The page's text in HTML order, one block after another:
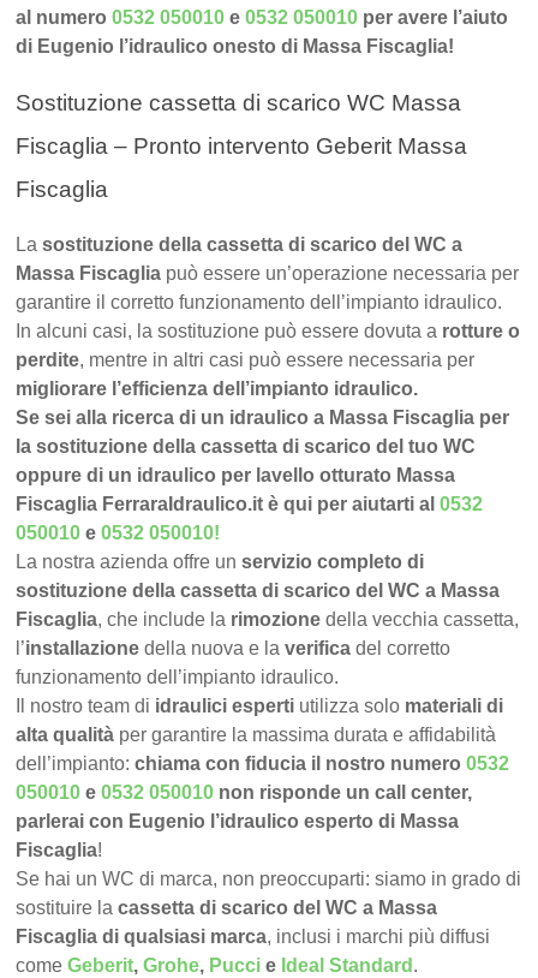
al numero0532 050010 e0532 050010 per avere l’aiuto
di Eugenio l’idraulico onesto di Massa Fiscaglia!
Sostituzione cassetta di scarico WC Massa
Fiscaglia – Pronto intervento Geberit Massa
Fiscaglia
Lasostituzione della cassetta di scarico del WC a
Massa Fiscaglia può essere un’operazione necessaria per
garantire il corretto funzionamento dell’impianto idraulico.
In alcuni casi, la sostituzione può essere dovuta a rotture o
perdite, mentre in altri casi può essere necessaria per
migliorare l’efficienza dell’impianto idraulico.
Se sei alla ricerca di un idraulico a Massa Fiscaglia per
la sostituzione della cassetta di scarico del tuo WC
oppure di un idraulico per lavello otturato Massa
Fiscaglia FerraraIdraulico.it è qui per aiutarti al0532
050010 e0532 050010!
La nostra azienda offre unservizio completo di
sostituzione della cassetta di scarico del WC a Massa
Fiscaglia, che include la rimozione della vecchia cassetta,
l’installazione della nuova e laverifica del corretto
funzionamento dell’impianto idraulico.
Il nostro team di idraulici esperti utilizza solo materiali di
alta qualità per garantire la massima durata e affidabilità
dell’impianto:chiama con fiducia il nostro numero0532
050010 e0532 050010 non risponde un call center,
parlerai con Eugenio l’idraulico esperto di Massa
Fiscaglia!
Se hai un WC di marca, non preoccuparti: siamo in grado di
sostituire lacassetta di scarico del WC a Massa
Fiscaglia di qualsiasi marca, inclusi i marchi più diffusi
comeGeberit,Grohe, Pucci e Ideal Standard .